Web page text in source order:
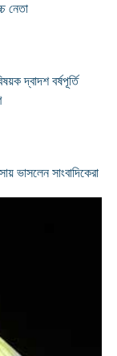
নেতা
দ্বাদশ বর্ষপূর্তি
ভাসলেন সাংবাদিকেরা